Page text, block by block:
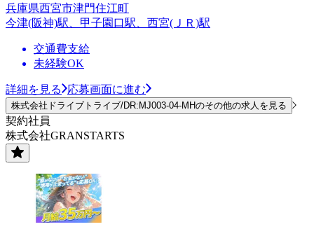
兵庫県西宮市津門住江町
今津(阪神)駅、甲子園口駅、西宮(ＪＲ)駅
交通費支給
未経験OK
詳細を見る 応募画面に進む
株式会社ドライブトライブ/DR:MJ003-04-MHのその他の求人を見る
契約社員
株式会社GRANSTARTS